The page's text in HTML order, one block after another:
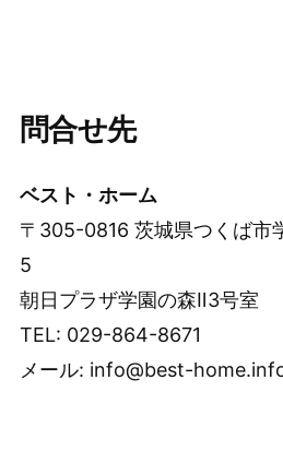
問合せ先
ベスト・ホーム
〒305-0816 茨城県つくば市
5
朝日プラザ学園の森Ⅱ3号室
TEL: 029-864-8671
メール: info@best-